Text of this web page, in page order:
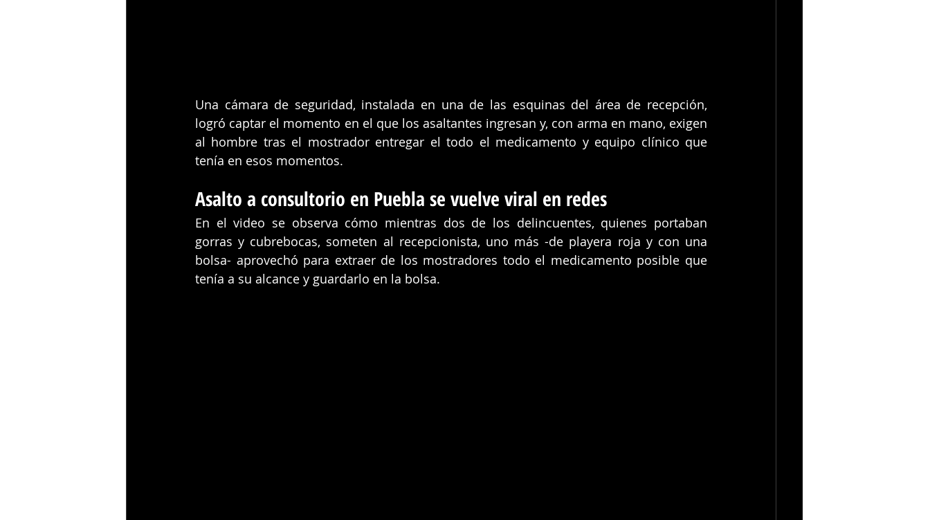
Una cámara de seguridad, instalada en una de las esquinas del área de recepción,
logró captar el momento en el que los asaltantes ingresan y, con arma en mano, exigen
al hombre tras el mostrador entregar el todo el medicamento y equipo clínico que
tenía en esos momentos.
Asalto a consultorio en Puebla se vuelve viral en redes
En el video se observa cómo mientras dos de los delincuentes, quienes portaban
gorras y cubrebocas, someten al recepcionista, uno más -de playera roja y con una
bolsa- aprovechó para extraer de los mostradores todo el medicamento posible que
tenía a su alcance y guardarlo en la bolsa.